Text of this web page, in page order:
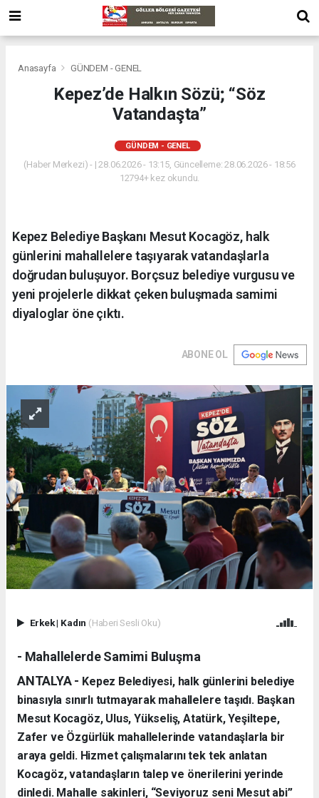
Anasayfa GÜNDEM - GENEL
Kepez’de Halkın Sözü; “Söz
Vatandaşta”
GÜNDEM - GENEL
(Haber Merkezi) - | 28.06.2026 - 13:15, Güncelleme: 28.06.2026 - 18:56
12794+ kez okundu.
Kepez Belediye Başkanı Mesut Kocagöz, halk
günlerini mahallelere taşıyarak vatandaşlarla
doğrudan buluşuyor. Borçsuz belediye vurgusu ve
yeni projelerle dikkat çeken buluşmada samimi
diyaloglar öne çıktı.
ABONE OL
Erkek| Kadın (Haberi Sesli Oku)
- Mahallelerde Samimi Buluşma
ANTALYA - Kepez Belediyesi, halk günlerini belediye
binasıyla sınırlı tutmayarak mahallelere taşıdı. Başkan
Mesut Kocagöz, Ulus, Yükseliş, Atatürk, Yeşiltepe,
Zafer ve Özgürlük mahallelerinde vatandaşlarla bir
araya geldi. Hizmet çalışmalarını tek tek anlatan
Kocagöz, vatandaşların talep ve önerilerini yerinde
dinledi. Mahalle sakinleri, “Seviyoruz seni Mesut abi”